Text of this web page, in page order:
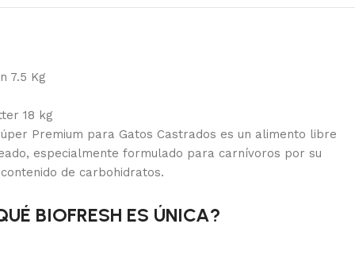
7.5 Kg
18 kg
Premium para Gatos Castrados es un alimento libre
especialmente formulado para carnívoros por su
de carbohidratos.
BIOFRESH ES ÚNICA?